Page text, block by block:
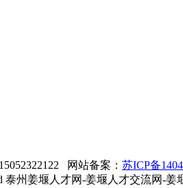
网站备案： 苏ICP备
泰州姜堰人才网-姜堰人才交流网-